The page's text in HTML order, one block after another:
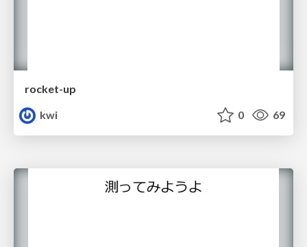
rocket-up
kwi
0 69